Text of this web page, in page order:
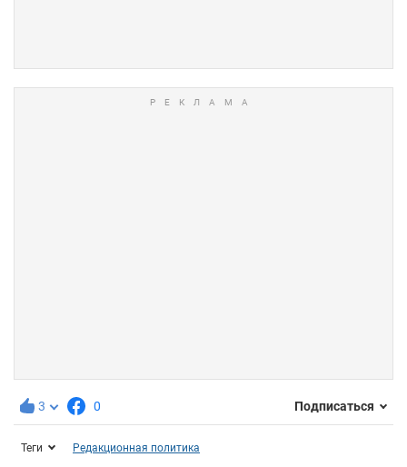
3 0 Подписаться
Теги Редакционная политика